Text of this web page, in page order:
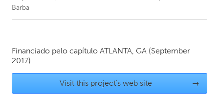
CANADA
Kitchener-Waterloo
New Glasgow
Toronto
Barba
Financiado pelo capítulo ATLANTA, GA (September
2017)
Visit this project's web site →